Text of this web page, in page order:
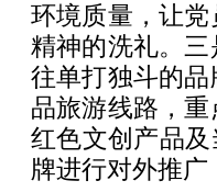
环境质量，让
精神的洗礼。
往单打独斗的
品旅游线路，
红色文创产品
牌进行对外推